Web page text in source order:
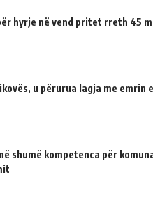
hyrje në vend pritet rreth 45
u përurua lagja me emrin
shumë kompetenca për